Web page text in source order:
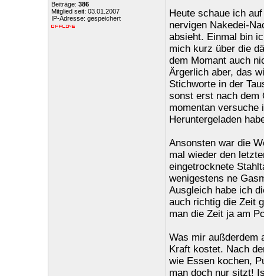
Beiträge: 386
Mitglied seit: 03.01.2007
IP-Adresse: gespeichert
Heute schaue ich
nervigen Nakedei-
absieht. Einmal bin
mich kurz über die
dem Momant auch
Ärgerlich aber, das
Stichworte in der
sonst erst nach dem
momentan versuche
Heruntergeladen
Ansonsten war die
mal wieder den
eingetrocknete
wenigestens ne
Ausgleich habe ich
auch richtig die Zeit
man die Zeit ja am
Was mir außderdem
Kraft kostet. Nach
wie Essen kochen,
man doch nur sitzt!